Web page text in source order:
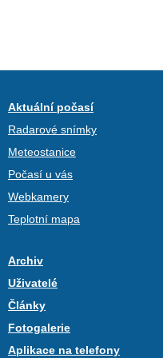
Aktuální počasí
Radarové snímky
Meteostanice
Počasí u vás
Webkamery
Teplotní mapa
Archiv
Uživatelé
Články
Fotogalerie
Aplikace na telefony